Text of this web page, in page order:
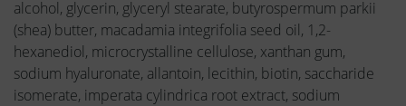
alcohol, glycerin, glyceryl stearate, butyrospermum parkii
(shea) butter, macadamia integrifolia seed oil, 1,2-
hexanediol, microcrystalline cellulose, xanthan gum,
sodium hyaluronate, allantoin, lecithin, biotin, saccharide
isomerate, imperata cylindrica root extract, sodium